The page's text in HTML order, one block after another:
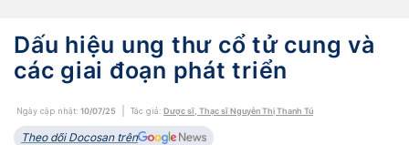
Dấu hiệu ung thư cổ tử cung và
các giai đoạn phát triển
Ngày cập nhật: 10/07/25 Tác giả: Dược sĩ, Thạc sĩ Nguyễn Thị Thanh Tú
Theo dõi Docosan trên